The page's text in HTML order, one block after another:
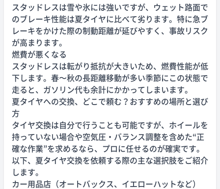
スタッドレスは雪や氷には強いですが、ウェット路面で
のブレーキ性能は夏タイヤに比べて劣ります。特に急ブ
レーキをかけた際の制動距離が延びやすく、事故リスク
が高まります。
燃費が悪くなる
スタッドレスは転がり抵抗が大きいため、燃費性能が低
下します。春〜秋の長距離移動が多い季節にこの状態で
走ると、ガソリン代も余計にかかってしまいます。
夏タイヤへの交換、どこで頼む？おすすめの場所と選び
方
タイヤ交換は自分で行うことも可能ですが、ホイールを
持っていない場合や空気圧・バランス調整を含めた“正
確な作業”を求めるなら、プロに任せるのが確実です。
以下、夏タイヤ交換を依頼する際の主な選択肢をご紹介
します。
カー用品店（オートバックス、イエローハットなど）